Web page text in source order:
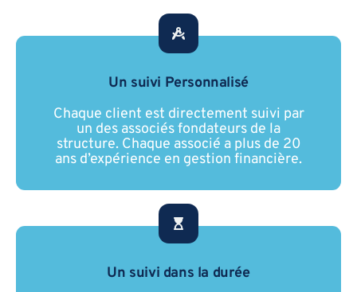
Un suivi Personnalisé
Chaque client est directement suivi par
un des associés fondateurs de la
structure. Chaque associé a plus de 20
ans d’expérience en gestion financière.
Un suivi dans la durée